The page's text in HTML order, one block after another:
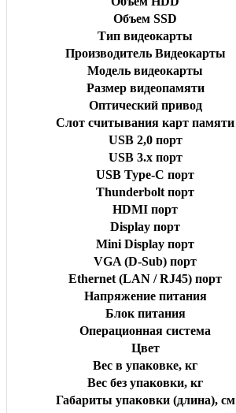
Объем SSD
Тип видеокарты
Производитель Видеокарты
Модель видеокарты
Размер видеопамяти
Оптический привод
Слот считывания карт памяти
USB 2,0 порт
USB 3.x порт
USB Type-C порт
Thunderbolt порт
HDMI порт
Display порт
Mini Display порт
VGA (D-Sub) порт
Ethernet (LAN / RJ45) порт
Напряжение питания
Блок питания
Операционная система
Цвет
Вес в упаковке, кг
Вес без упаковки, кг
Габариты упаковки (длина), см